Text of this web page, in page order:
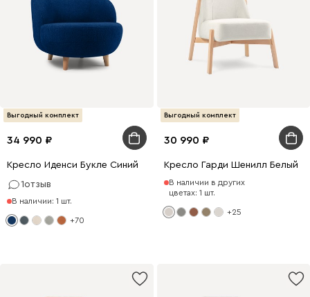
Выгодный комплект
34 990
Кресло Иденси Букле Синий
1отзыв
В наличии: 1 шт.
+70
Выгодный комплект
30 990
Кресло Гарди Шенилл Белый
В наличии в других
цветах: 1 шт.
+25